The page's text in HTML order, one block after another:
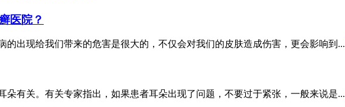
医院？
的出现给我们带来的危害是很大的，不仅会对我们的皮肤造成伤害，更会影响到...
朵有关。有关专家指出，如果患者耳朵出现了问题，不要过于紧张，一般来说是...